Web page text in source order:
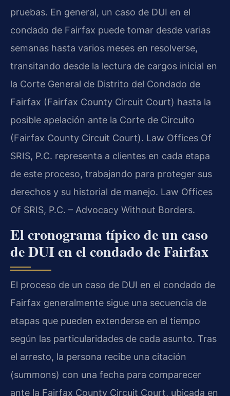
pruebas. En general, un caso de DUI en el
condado de Fairfax puede tomar desde varias
semanas hasta varios meses en resolverse,
transitando desde la lectura de cargos inicial en
la Corte General de Distrito del Condado de
Fairfax (Fairfax County Circuit Court) hasta la
posible apelación ante la Corte de Circuito
(Fairfax County Circuit Court). Law Offices Of
SRIS, P.C. representa a clientes en cada etapa
de este proceso, trabajando para proteger sus
derechos y su historial de manejo. Law Offices
Of SRIS, P.C. – Advocacy Without Borders.
El cronograma típico de un caso
de DUI en el condado de Fairfax
El proceso de un caso de DUI en el condado de
Fairfax generalmente sigue una secuencia de
etapas que pueden extenderse en el tiempo
según las particularidades de cada asunto. Tras
el arresto, la persona recibe una citación
(summons) con una fecha para comparecer
ante la Fairfax County Circuit Court, ubicada en